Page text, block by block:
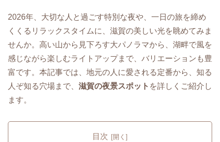
2026年、大切な人と過ごす特別な夜や、一日の旅を締め
くくるリラックスタイムに、滋賀の美しい光を眺めてみま
せんか。高い山から見下ろす大パノラマから、湖畔で風を
感じながら楽しむライトアップまで、バリエーションも豊
富です。本記事では、地元の人に愛される定番から、知る
人ぞ知る穴場まで、 滋賀の夜景スポット を詳しくご紹介し
ます。
目次